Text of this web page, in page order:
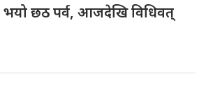
भयो छठ पर्व, आजदेखि विधिवत्